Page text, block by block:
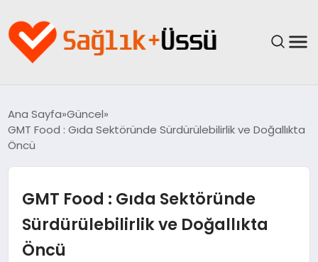
YAŞAM
SPOR & FITNESS
Ana Sayfa Güncel
GMT Food : Gıda Sektöründe Sürdürülebilirlik ve Doğallıkta
Öncü
GMT Food : Gıda Sektöründe
Sürdürülebilirlik ve Doğallıkta
Öncü